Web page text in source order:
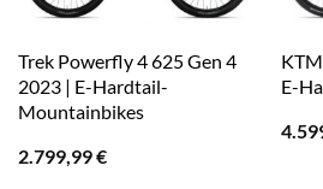
Trek Powerfly 4 625 Gen 4
2023 | E-Hardtail-
Mountainbikes
2.799,99€
E-